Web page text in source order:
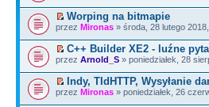
Worping na bitmapie
przez Mironas » środa, 28 lutego
C++ Builder XE2 - luźne
przez Arnold_S » poniedziałek, 28
Indy, TIdHTTP, Wysyłanie
przez Mironas » poniedziałek, 26